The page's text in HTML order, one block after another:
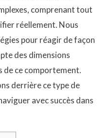
comprenant tout
réellement. Nous
pour réagir de façon
des dimensions
de ce comportement.
derrière ce type de
avec succès dans